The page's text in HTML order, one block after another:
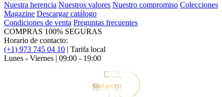
Nuestra herencia Nuestros valores Nuestro compromiso Colecciones
Magazine Descargar catálogo
Condiciones de venta Preguntas frecuentes
COMPRAS 100% SEGURAS
Horario de contacto:
(+1) 973 745 04 10 | Tarifa local
Lunes - Viernes | 09:00 - 19:00